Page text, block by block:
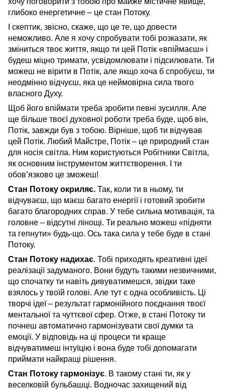
глибоко енергетичне – це стан Потоку.
І скептик, звісно, скаже, що це те, що довести
неможливо. Але я хочу спробувати тобі розказати, як
зміниться твоє життя, якщо ти цей Потік «впіймаєш» і
будеш міцно тримати, усвідомлювати і підсилювати. Ти
можеш не вірити в Потік, але якщо хоча б спробуєш, ти
неодмінно відчуєш, яка це неймовірна сила твого
власного Духу.
Щоб його впіймати треба зробити певні зусилля. Але
ще більше твоєї духовної роботи треба буде, щоб він,
Потік, завжди був з тобою. Вірніше, щоб ти відчував
цей Потік. Любий Майстре, Потік – це природний стан
для носія світла. Ним користуються Робітники Світла,
як основним інструментом життєтворення. І ти
обов’язково це зможеш!
Стан Потоку окриляє. Так, коли ти в ньому, ти
відчуваєш, що маєш багато енергії і готовий зробити
багато благородних справ. У тебе сильна мотивація, та
головне – відсутні лінощі. Ти реально можеш «підняти
та гепнути» будь-що. Ось така сила у тебе буде в стані
Потоку.
Стан Потоку надихає. Тобі приходять креативні ідеї
реалізації задуманого. Вони будуть такими незвичними,
що спочатку ти навіть дивуватимешся, звідки таке
взялось у твоїй голові. Але тут є одна особливість. Ці
творчі ідеї – результат гармонійного поєднання твоєї
ментальної та чуттєвої сфер. Отже, в стані Потоку ти
почнеш автоматично гармонізувати свої думки та
емоції. У відповідь на ці процеси ти краще
відчуватимеш інтуїцію і вона буде тобі допомагати
приймати найкращі рішення.
Стан Потоку гармонізує. В такому стані ти, як у
веселковій бульбашці. Водночас захищений від